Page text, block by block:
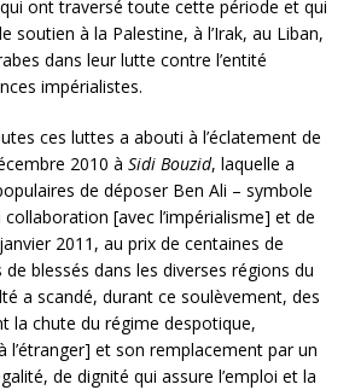
qui ont traversé toute cette période et qui
soutien à la Palestine, à l’Irak, au Liban,
dans leur lutte contre l’entité
impérialistes.
ces luttes a abouti à l’éclatement de
2010 à Sidi Bouzid, laquelle a
de déposer Ben Ali – symbole
[avec l’impérialisme] et de
2011, au prix de centaines de
blessés dans les diverses régions du
a scandé, durant ce soulèvement, des
la chute du régime despotique,
l’étranger] et son remplacement par un
de dignité qui assure l’emploi et la